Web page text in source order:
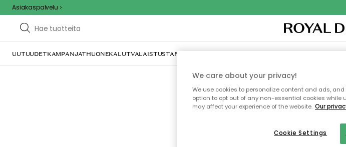
Asiakaspalvelu
UUTUUDETKAMPANJATHUONEKALUTVALAISTUSTARJOILU JA KATTAUSSISUSTUSTEKSTIILIT & MATOT
Emme
We care about your privacy!
We use cookies to personalize content and ads,
option to opt out of any non-essential cookies while
may affect your experience of the website. Our
Cookie Settings